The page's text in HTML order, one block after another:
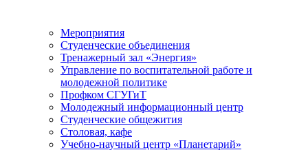
Мероприятия
Студенческие объединения
Тренажерный зал «Энергия»
Управление по воспитательной работе и
молодежной политике
Профком СГУГиТ
Молодежный информационный центр
Студенческие общежития
Столовая, кафе
Учебно-научный центр «Планетарий»